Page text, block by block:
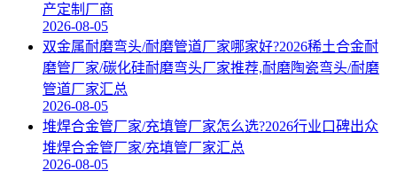
产定制厂商
2026-08-05
双金属耐磨弯头/耐磨管道厂家哪家好?2026稀土合金耐
磨管厂家/碳化硅耐磨弯头厂家推荐,耐磨陶瓷弯头/耐磨
管道厂家汇总
2026-08-05
堆焊合金管厂家/充填管厂家怎么选?2026行业口碑出众
堆焊合金管厂家/充填管厂家汇总
2026-08-05